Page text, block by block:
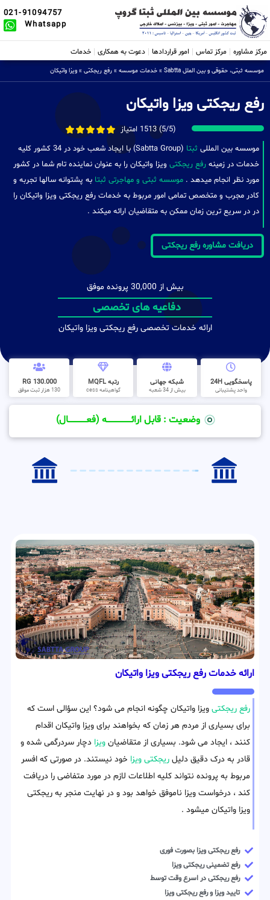
021-91094757
Whatsapp
مرکز مشاوره مرکز تماس امور قراردادها دعوت به همکاری خدمات
موسسه ثبتی، حقوقی و بین الملل Sabtta » خدمات موسسه » رفع ریجکتی » ویزا واتیکان
رفع ریجکتی ویزا واتیکان
(5/5) 1513 امتیاز
موسسه بین المللی ثبتا
(Sabtta Group) با ایجاد شعب خود در 34 کشور کلیه
خدمات در زمینه رفع ریجکتی ویزا واتیکان را به عنوان نماینده تام شما در کشور
مورد نظر انجام میدهد . موسسه ثبتی و مهاجرتی ثبتا به پشتوانه سالها تجربه و
کادر مجرب و متخصص تمامی امور مربوط به خدمات رفع ریجکتی ویزا واتیکان را
در در سریع ترین زمان ممکن به متقاضیان ارائه میکند .
دریافت مشاوره رفع ریجکتی
بیش از 30,000 پرونده موفق
دفاعیه های تخصصی
ارائه خدمات تخصصی رفع ریجکتی ویزا واتیکان
پاسخگویی 24H
واحد پشتیبانی
شبکه جهانی
بیش از 34 شعبه
رتبه MQFL
گواهینامه cess
130.000 RG
130 هزار ثبت موفق
وضعیت : قابل ارائــــــــــــــــــــه (فعـــــــــــــــال)
ارائه خدمات رفع ریجکتی ویزا واتیکان
رفع ریجکتی ویزا واتیکان چگونه انجام می شود؟ این سؤالی است که
برای بسیاری از مردم هر زمان که بخواهند برای ویزا واتیکان اقدام
کنند ، ایجاد می شود. بسیاری از متقاضیان ویزا دچار سردرگمی شده و
قادر به درک دقیق دلیل ریجکتی ویزا خود نیستند. در صورتی که افسر
مربوط به پرونده نتواند کلیه اطلاعات لازم در مورد متفاضی را دریافت
کند ، درخواست ویزا ناموفق خواهد بود و در نهایت منجر به ریجکتی
ویزا واتیکان میشود .
رفع ریجکتی ویزا بصورت فوری
رفع تضمینی ریجکتی ویزا
رفع ریجکتی در اسرع وقت توسط
تایید ویزا و رفع ریجکتی ویزا